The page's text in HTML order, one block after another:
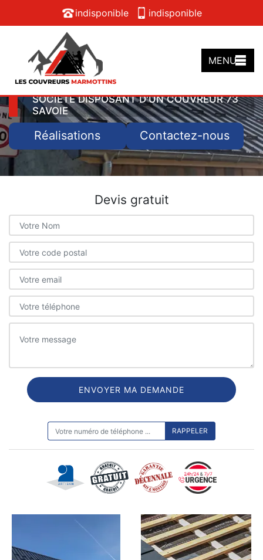
indisponible indisponible
MENU
SOCIÉTÉ DISPOSANT D'UN COUVREUR 73
SAVOIE
Réalisations Contactez-nous
Devis gratuit